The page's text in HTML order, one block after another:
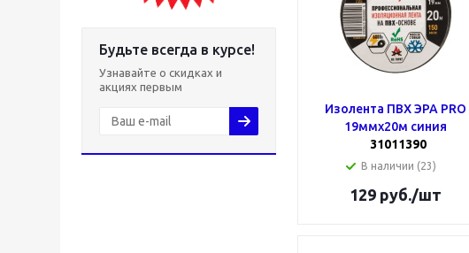
Будьте всегда в курсе!
Узнавайте о скидках и
акциях первым
Изолента ПВХ ЭРА PRO
19ммх20м синия
31011390
В наличии (23)
129руб./шт